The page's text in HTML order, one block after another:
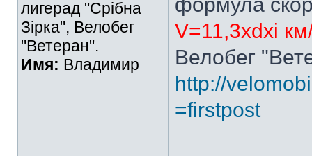
лигерад "Срібна
Зірка", Велобег
"Ветеран".
Имя: Владимир
V=11,3xdxi
Велобег
http://
=firstpost